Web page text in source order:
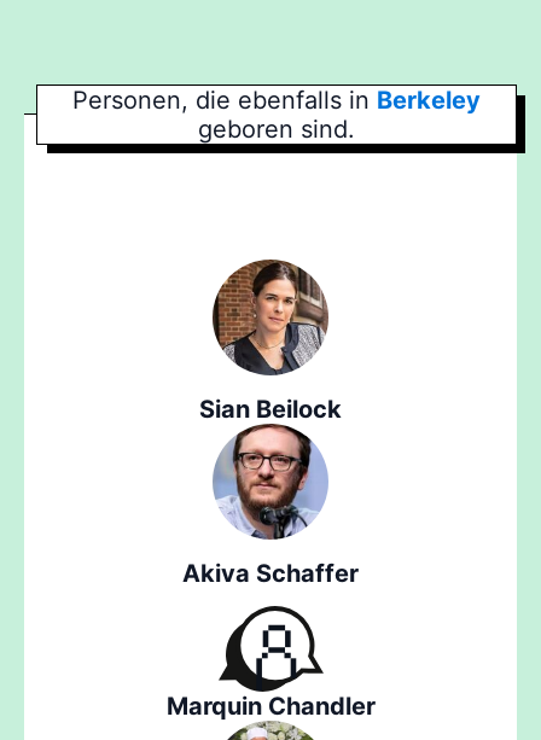
Personen, die ebenfalls in Berkeley
geboren sind.
Sian Beilock
Akiva Schaffer
Marquin Chandler